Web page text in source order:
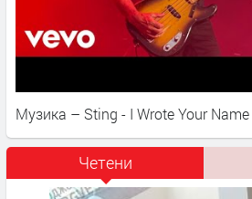
Музика – Sting - I Wrote Your Name
Четени